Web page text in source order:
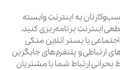
به اینترنت وابسته
اینترنت برنامه‌ریزی کنید.
یا بستر آنلاین متکی
ارتباطی و پلتفرم‌های جایگزین
بحرانی ارتباط شما با مشتریان